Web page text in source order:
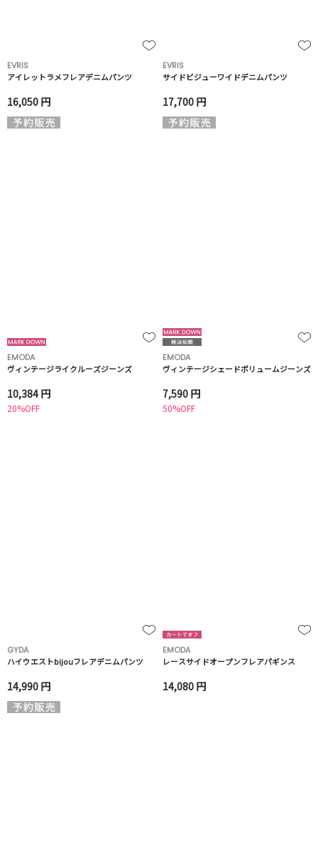
EVRIS
アイレットラメフレアデニムパンツ
16,050 円
EVRIS
サイドビジューワイドデニムパンツ
17,700 円
EMODA
ヴィンテージライクルーズジーンズ
10,384 円
20%OFF
EMODA
ヴィンテージシェードボリュームジーンズ
7,590 円
50%OFF
GYDA
ハイウエストbijouフレアデニムパンツ
14,990 円
EMODA
レースサイドオープンフレアパギンス
14,080 円